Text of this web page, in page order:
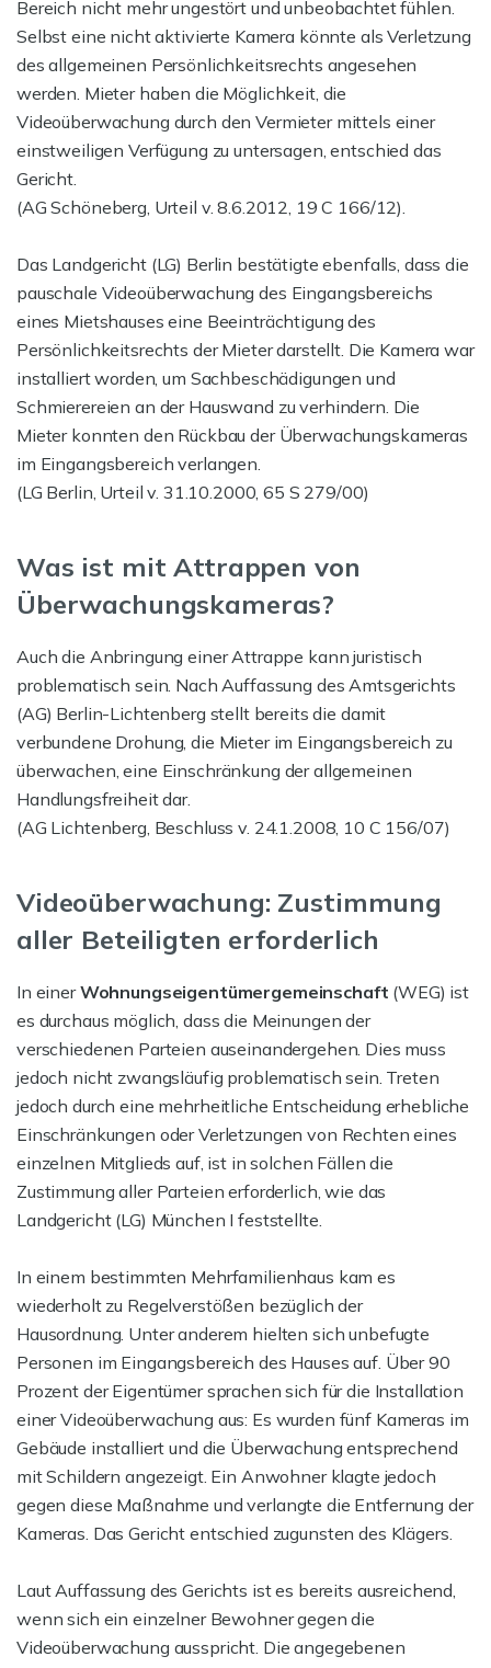
Bereich nicht mehr ungestört und unbeobachtet fühlen.
Selbst eine nicht aktivierte Kamera könnte als Verletzung
des allgemeinen Persönlichkeitsrechts angesehen
werden. Mieter haben die Möglichkeit, die
Videoüberwachung durch den Vermieter mittels einer
einstweiligen Verfügung zu untersagen, entschied das
Gericht.
(AG Schöneberg, Urteil v. 8.6.2012, 19 C 166/12).
Das Landgericht (LG) Berlin bestätigte ebenfalls, dass die
pauschale Videoüberwachung des Eingangsbereichs
eines Mietshauses eine Beeinträchtigung des
Persönlichkeitsrechts der Mieter darstellt. Die Kamera war
installiert worden, um Sachbeschädigungen und
Schmierereien an der Hauswand zu verhindern. Die
Mieter konnten den Rückbau der Überwachungskameras
im Eingangsbereich verlangen.
(LG Berlin, Urteil v. 31.10.2000, 65 S 279/00)
Was ist mit Attrappen von
Überwachungskameras?
Auch die Anbringung einer Attrappe kann juristisch
problematisch sein. Nach Auffassung des Amtsgerichts
(AG) Berlin-Lichtenberg stellt bereits die damit
verbundene Drohung, die Mieter im Eingangsbereich zu
überwachen, eine Einschränkung der allgemeinen
Handlungsfreiheit dar.
(AG Lichtenberg, Beschluss v. 24.1.2008, 10 C 156/07)
Videoüberwachung: Zustimmung
aller Beteiligten erforderlich
In einerWohnungseigentümergemeinschaft (WEG) ist
es durchaus möglich, dass die Meinungen der
verschiedenen Parteien auseinandergehen. Dies muss
jedoch nicht zwangsläufig problematisch sein. Treten
jedoch durch eine mehrheitliche Entscheidung erhebliche
Einschränkungen oder Verletzungen von Rechten eines
einzelnen Mitglieds auf, ist in solchen Fällen die
Zustimmung aller Parteien erforderlich, wie das
Landgericht (LG) München I feststellte.
In einem bestimmten Mehrfamilienhaus kam es
wiederholt zu Regelverstößen bezüglich der
Hausordnung. Unter anderem hielten sich unbefugte
Personen im Eingangsbereich des Hauses auf. Über 90
Prozent der Eigentümer sprachen sich für die Installation
einer Videoüberwachung aus: Es wurden fünf Kameras im
Gebäude installiert und die Überwachung entsprechend
mit Schildern angezeigt. Ein Anwohner klagte jedoch
gegen diese Maßnahme und verlangte die Entfernung der
Kameras. Das Gericht entschied zugunsten des Klägers.
Laut Auffassung des Gerichts ist es bereits ausreichend,
wenn sich ein einzelner Bewohner gegen die
Videoüberwachung ausspricht. Die angegebenen